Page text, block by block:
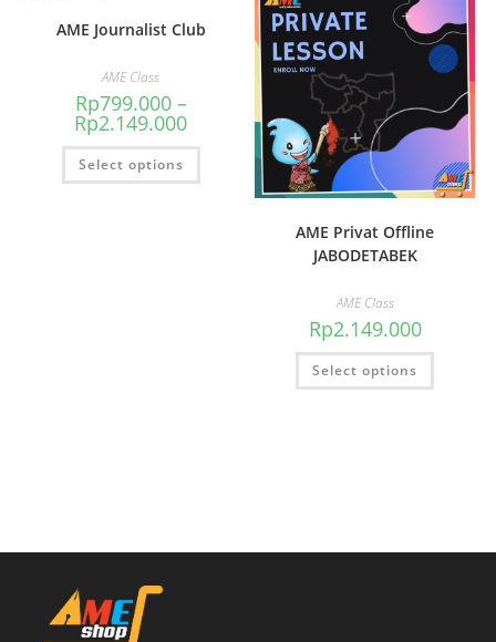
AME Journalist Club
AME Class
Rp799.000 –
Rp2.149.000
Select options
AME Privat Offline
JABODETABEK
AME Class
Rp2.149.000
Select options